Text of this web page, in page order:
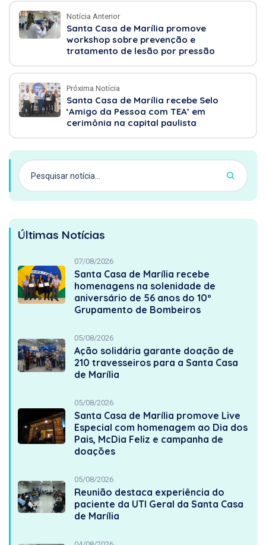
Notícia Anterior
Santa Casa de Marília promove
workshop sobre prevenção e
tratamento de lesão por pressão
Próxima Notícia
Santa Casa de Marília recebe Selo
‘Amigo da Pessoa com TEA’ em
cerimônia na capital paulista
Últimas Notícias
07/08/2026
Santa Casa de Marília recebe
homenagens na solenidade de
aniversário de 56 anos do 10º
Grupamento de Bombeiros
05/08/2026
Ação solidária garante doação de
210 travesseiros para a Santa Casa
de Marília
05/08/2026
Santa Casa de Marília promove Live
Especial com homenagem ao Dia dos
Pais, McDia Feliz e campanha de
doações
05/08/2026
Reunião destaca experiência do
paciente da UTI Geral da Santa Casa
de Marília